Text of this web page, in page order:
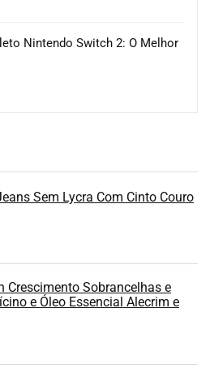
Nintendo Switch 2: O Melhor
Sem Lycra Com Cinto Couro
Crescimento Sobrancelhas e
e Óleo Essencial Alecrim e